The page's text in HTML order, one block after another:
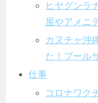
ヒヤグンラ
屋やアメニ
カヌチャ沖
た！プール
仕事
コロナワク